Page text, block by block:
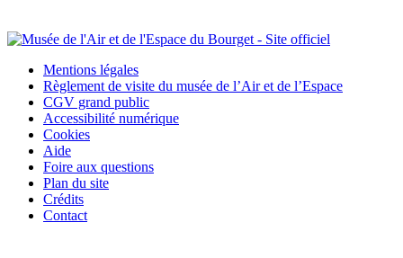
Mentions légales
Règlement de visite du musée de l’Air et de l’Espace
CGV grand public
Accessibilité numérique
Cookies
Aide
Foire aux questions
Plan du site
Crédits
Contact